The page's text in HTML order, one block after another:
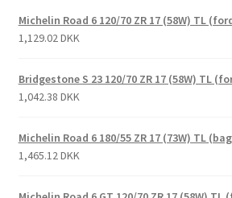
Michelin Road 6 120/70 ZR 17 (58W) TL
1,129.02 DKK
Bridgestone S 23 120/70 ZR 17 (58W) TL
1,042.38 DKK
Michelin Road 6 180/55 ZR 17 (73W) TL
1,465.12 DKK